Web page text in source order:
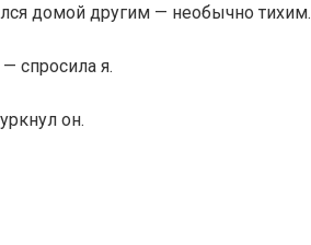
домой другим — необычно тихим.
спросила я.
он.